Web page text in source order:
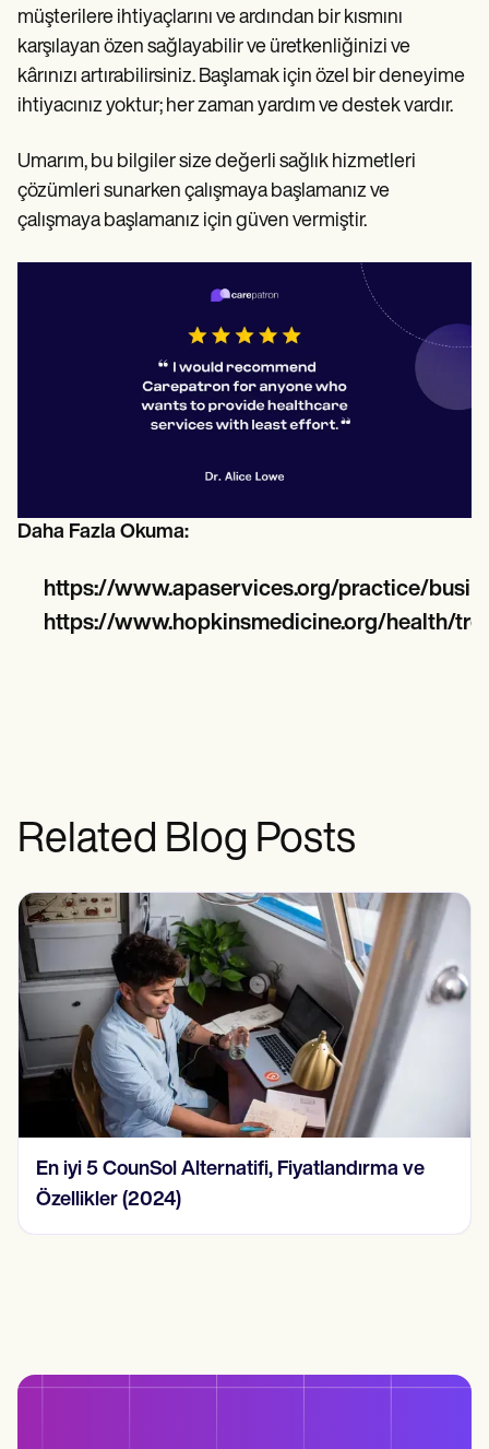
müşterilere ihtiyaçlarını ve ardından bir kısmını
karşılayan özen sağlayabilir ve üretkenliğinizi ve
kârınızı artırabilirsiniz. Başlamak için özel bir deneyime
ihtiyacınız yoktur; her zaman yardım ve destek vardır.
Umarım, bu bilgiler size değerli sağlık hizmetleri
çözümleri sunarken çalışmaya başlamanız ve
çalışmaya başlamanız için güven vermiştir.
Daha Fazla Okuma:
https://www.apaservices.org/practice/
https://www.hopkinsmedicine.org/health/
Related Blog Posts
2024'te 15 SOAP Not Örneği